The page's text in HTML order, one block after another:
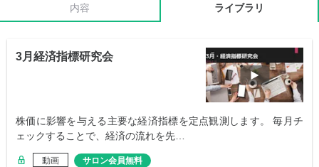
内容 ライブラリ
3月経済指標研究会
株価に影響を与える主要な経済指標を定点観測します。 毎月チ
ェックすることで、経済の流れを先…
動画 サロン会員無料